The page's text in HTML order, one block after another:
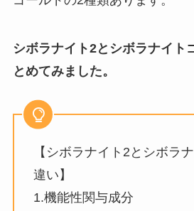
シボラナイト2とシボラナイト
とめてみました。
【シボラナイト2とシボラ
違い】
1.機能性関与成分